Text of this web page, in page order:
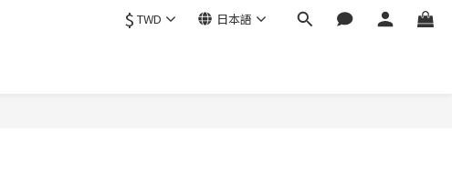
$ TWD 日本語